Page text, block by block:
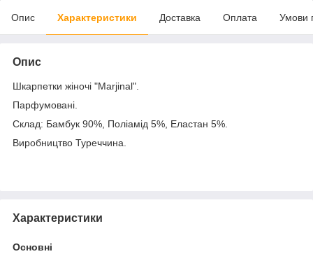
Опис Характеристики Доставка Оплата Умови
Опис
Шкарпетки жіночі "Marjinal".
Парфумовані.
Склад: Бамбук 90%, Поліамід 5%, Еластан 5%.
Виробництво Туреччина.
Характеристики
Основні